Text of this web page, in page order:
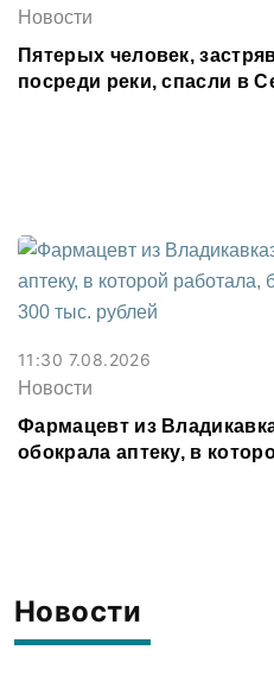
Новости
Новости
Пятерых человек,
посреди реки, спасли в
11:30 7.08.2026
Новости
Фармацевт из
обокрала аптеку, в